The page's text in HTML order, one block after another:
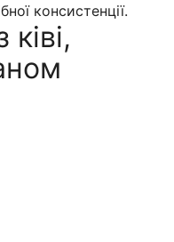
консистенції.